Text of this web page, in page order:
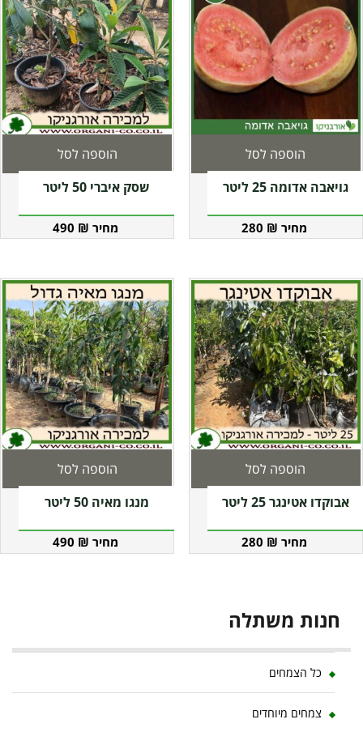
גויאבה אדומה 25 ליטר
280 ₪
הוספה לסל
שסק איברי 50 ליטר
490 ₪
הוספה לסל
אבוקדו אטינגר 25 ליטר
280 ₪
הוספה לסל
מנגו מאיה 50 ליטר
490 ₪
הוספה לסל
חנות משתלה
כל הצמחים
צמחים מיוחדים